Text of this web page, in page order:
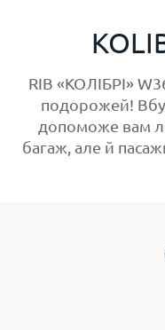
RIB «КОЛІБРІ»
подорожей!
допоможе вам
багаж, але й